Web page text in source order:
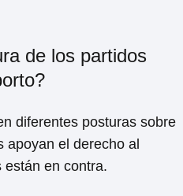
de los partidos
diferentes posturas sobre
apoyan el derecho al
están en contra.